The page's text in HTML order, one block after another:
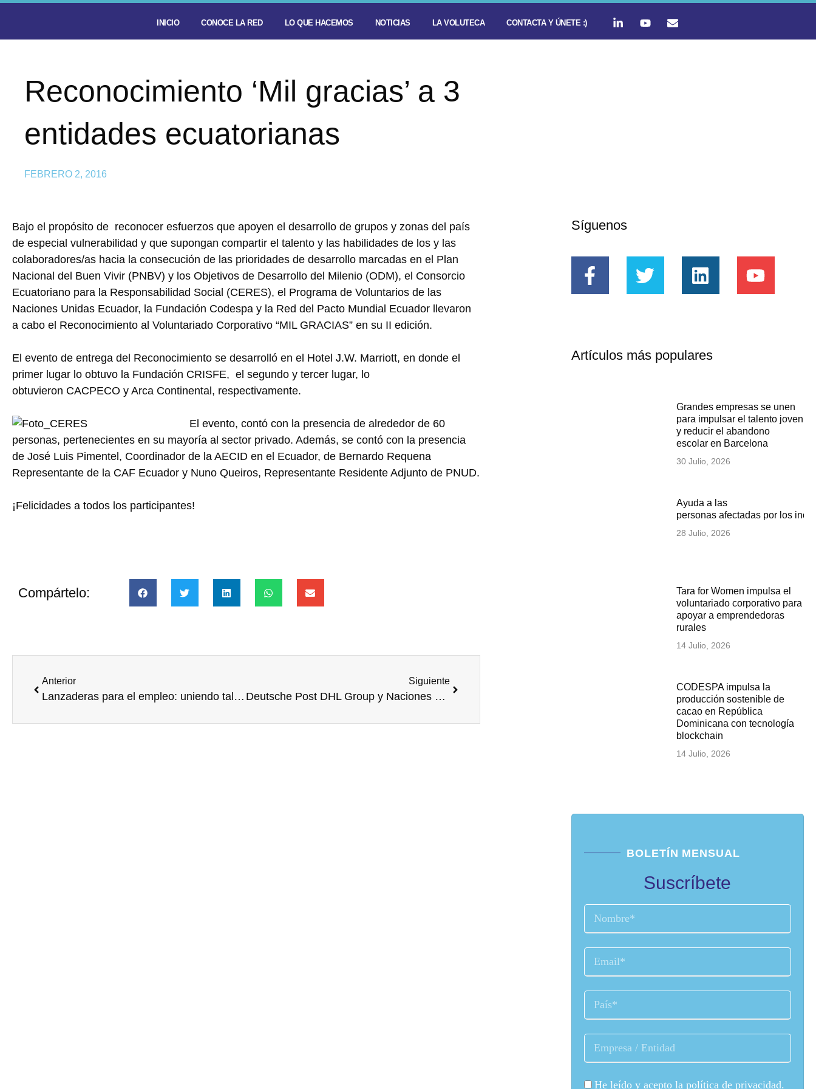
INICIO CONOCE LA RED LO QUE HACEMOS NOTICIAS LA VOLUTECA CONTACTA Y ÚNETE :)
Reconocimiento ‘Mil gracias’ a 3
entidades ecuatorianas
FEBRERO 2, 2016
Bajo el propósito de reconocer esfuerzos que apoyen el desarrollo de grupos y zonas del país
de especial vulnerabilidad y que supongan compartir el talento y las habilidades de los y las
colaboradores/as hacia la consecución de las prioridades de desarrollo marcadas en el Plan
Nacional del Buen Vivir (PNBV) y los Objetivos de Desarrollo del Milenio (ODM), el Consorcio
Ecuatoriano para la Responsabilidad Social (CERES), el Programa de Voluntarios de las
Naciones Unidas Ecuador, la Fundación Codespa y la Red del Pacto Mundial Ecuador llevaron
a cabo el Reconocimiento al Voluntariado Corporativo “MIL GRACIAS” en su II edición.
El evento de entrega del Reconocimiento se desarrolló en el Hotel J.W. Marriott, en donde el
primer lugar lo obtuvo la Fundación CRISFE, el segundo y tercer lugar, lo
obtuvieron CACPECO y Arca Continental, respectivamente.
El evento, contó con la presencia de alrededor de 60
personas, pertenecientes en su mayoría al sector privado. Además, se contó con la presencia
de José Luis Pimentel, Coordinador de la AECID en el Ecuador, de Bernardo Requena
Representante de la CAF Ecuador y Nuno Queiros, Representante Residente Adjunto de PNUD.
¡Felicidades a todos los participantes!
Compártelo:
Anterior
Lanzaderas para el empleo: uniendo talentos
Siguiente
Deutsche Post DHL Group y Naciones Unidas celebran el éxito de 10 años de colaboración
Síguenos
Artículos más populares
Grandes empresas se unen
para impulsar el talento joven
y reducir el abandono
escolar en Barcelona
30 Julio, 2026
Ayuda a las
personas afectadas por los
28 Julio, 2026
Tara for Women impulsa el
voluntariado corporativo para
apoyar a emprendedoras
rurales
14 Julio, 2026
CODESPA impulsa la
producción sostenible de
cacao en República
Dominicana con tecnología
blockchain
14 Julio, 2026
BOLETÍN MENSUAL
Suscríbete
He leído y acepto la política de privacidad.